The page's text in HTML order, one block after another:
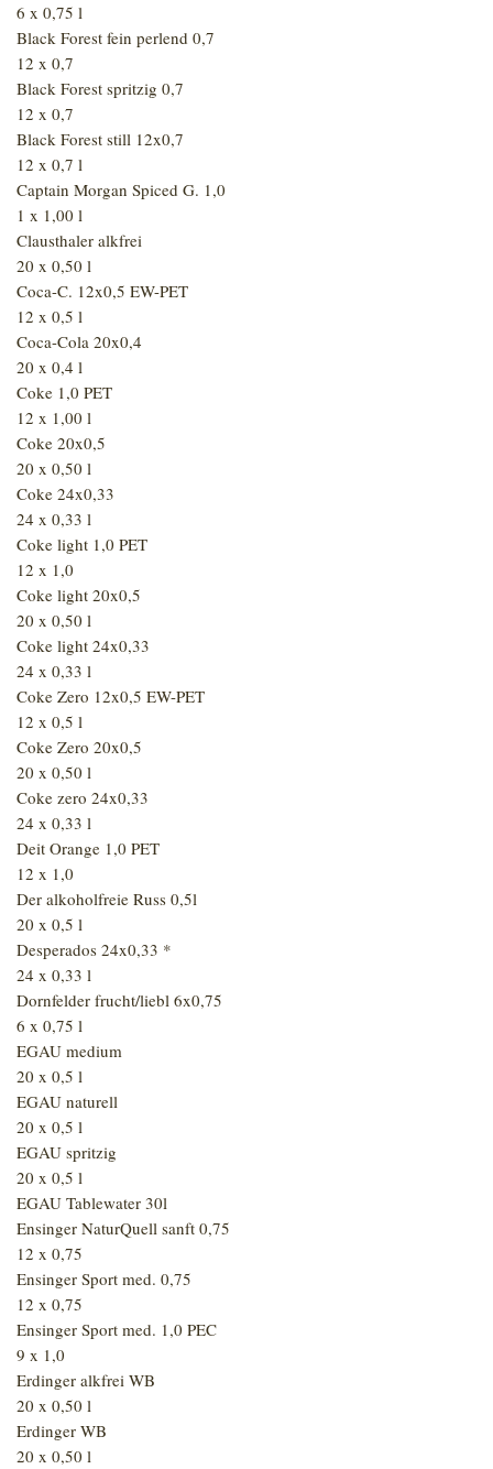
6 x 0,75 l
Black Forest fein perlend 0,7
12 x 0,7
Black Forest spritzig 0,7
12 x 0,7
Black Forest still 12x0,7
12 x 0,7 l
Captain Morgan Spiced G. 1,0
1 x 1,00 l
Clausthaler alkfrei
20 x 0,50 l
Coca-C. 12x0,5 EW-PET
12 x 0,5 l
Coca-Cola 20x0,4
20 x 0,4 l
Coke 1,0 PET
12 x 1,00 l
Coke 20x0,5
20 x 0,50 l
Coke 24x0,33
24 x 0,33 l
Coke light 1,0 PET
12 x 1,0
Coke light 20x0,5
20 x 0,50 l
Coke light 24x0,33
24 x 0,33 l
Coke Zero 12x0,5 EW-PET
12 x 0,5 l
Coke Zero 20x0,5
20 x 0,50 l
Coke zero 24x0,33
24 x 0,33 l
Deit Orange 1,0 PET
12 x 1,0
Der alkoholfreie Russ 0,5l
20 x 0,5 l
Desperados 24x0,33 *
24 x 0,33 l
Dornfelder frucht/liebl 6x0,75
6 x 0,75 l
EGAU medium
20 x 0,5 l
EGAU naturell
20 x 0,5 l
EGAU spritzig
20 x 0,5 l
EGAU Tablewater 30l
Ensinger NaturQuell sanft 0,75
12 x 0,75
Ensinger Sport med. 0,75
12 x 0,75
Ensinger Sport med. 1,0 PEC
9 x 1,0
Erdinger alkfrei WB
20 x 0,50 l
Erdinger WB
20 x 0,50 l